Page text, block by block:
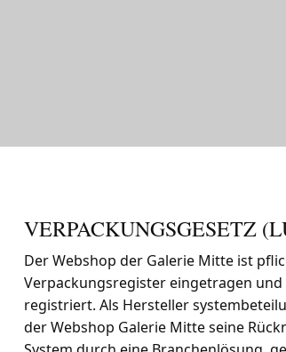
VERPACKUNGSGESETZ
Der Webshop der Galerie Mitte ist
Verpackungsregister eingetragen
registriert. Als Hersteller
der Webshop Galerie Mitte seine